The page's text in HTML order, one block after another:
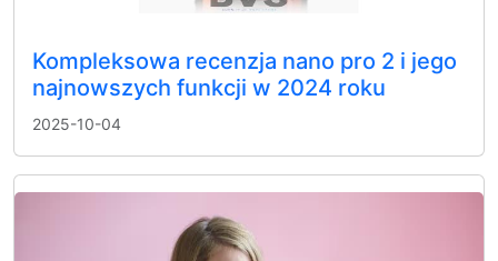
Kompleksowa recenzja nano pro 2 i jego
najnowszych funkcji w 2024 roku
2025-10-04